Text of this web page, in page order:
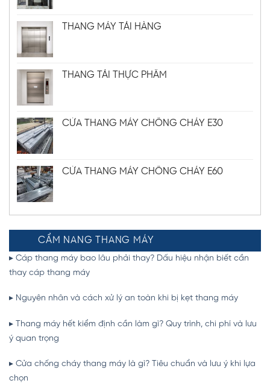
THANG MÁY TẢI HÀNG
THANG TẢI THỰC PHẨM
CỬA THANG MÁY CHỐNG CHÁY E30
CỬA THANG MÁY CHỐNG CHÁY E60
CẨM NANG THANG MÁY
▸ Cáp thang máy bao lâu phải thay? Dấu hiệu nhận biết cần
thay cáp thang máy
▸ Nguyên nhân và cách xử lý an toàn khi bị kẹt thang máy
▸ Thang máy hết kiểm định cần làm gì? Quy trình, chi phí và lưu
ý quan trọng
▸ Cửa chống cháy thang máy là gì? Tiêu chuẩn và lưu ý khi lựa
chọn